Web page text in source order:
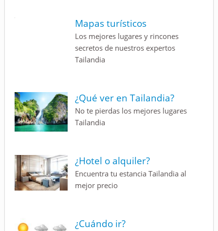
Mapas turísticos
Los mejores lugares y rincones
secretos de nuestros expertos
Tailandia
¿Qué ver en Tailandia?
No te pierdas los mejores lugares
Tailandia
¿Hotel o alquiler?
Encuentra tu estancia Tailandia al
mejor precio
¿Cuándo ir?